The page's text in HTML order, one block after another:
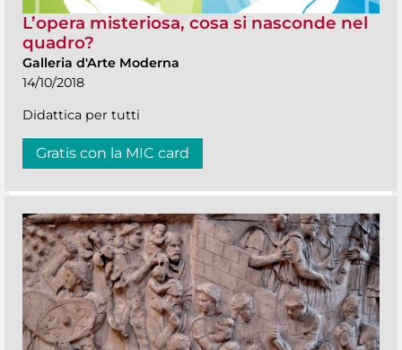
L’opera misteriosa, cosa si nasconde nel
quadro?
Galleria d'Arte Moderna
14/10/2018
Didattica per tutti
Gratis con la MIC card